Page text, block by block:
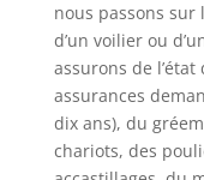
nous passons sur
d’un voilier ou
assurons de
assurances
dix ans), du
chariots, des